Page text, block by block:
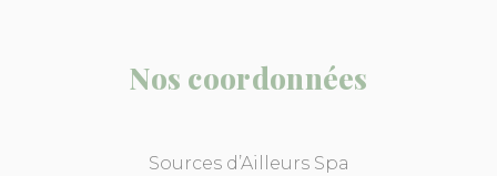
Nos coordonnées
Sources d’Ailleurs Spa